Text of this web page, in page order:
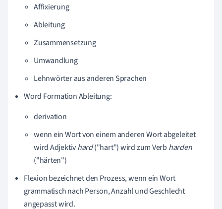
Affixierung
Ableitung
Zusammensetzung
Umwandlung
Lehnwörter aus anderen Sprachen
Word Formation Ableitung:
derivation
wenn ein Wort von einem anderen Wort abgeleitet
wird Adjektivhard("hart") wird zum Verb harden
("härten")
Flexion bezeichnet den Prozess, wenn ein Wort
grammatisch nach Person, Anzahl und Geschlecht
angepasst wird.